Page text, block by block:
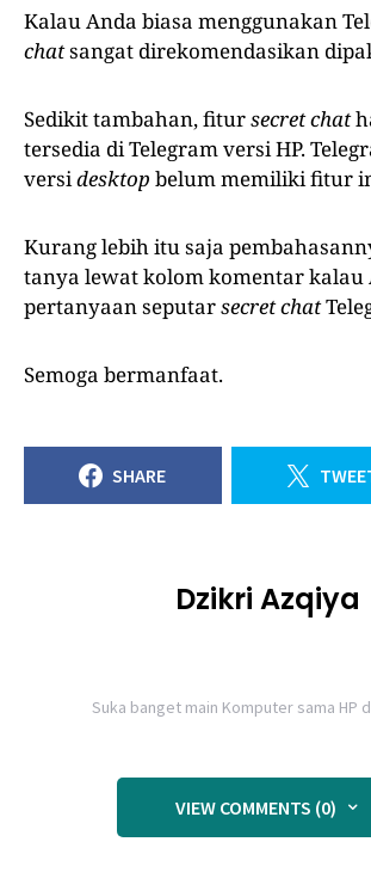
Kalau Anda biasa menggunakan
chatsangat direkomendasikan
Sedikit tambahan, fitursecret chat
tersedia di Telegram versi HP.
versidesktop belum memiliki fitur
Kurang lebih itu saja
tanya lewat kolom komentar
pertanyaan seputarsecret chat
Semoga bermanfaat.
SHARE
Dzikri Azqiya
Suka banget main Komputer sama HP
VIEW COMMENTS (0)